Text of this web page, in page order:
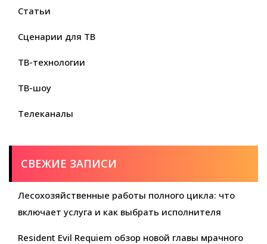
Статьи
Сценарии для ТВ
ТВ-технологии
ТВ-шоу
Телеканалы
СВЕЖИЕ ЗАПИСИ
Лесохозяйственные работы полного цикла: что
включает услуга и как выбрать исполнителя
Resident Evil Requiem обзор новой главы мрачного